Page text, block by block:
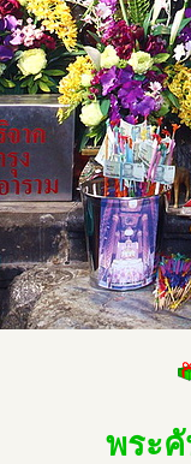
พระ